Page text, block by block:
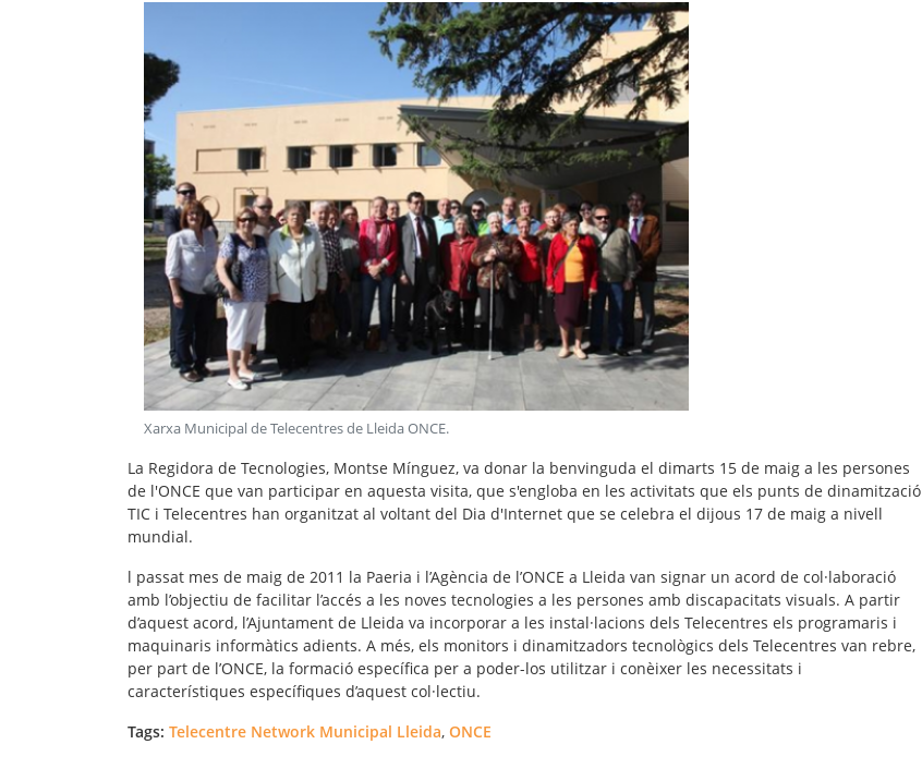
Xarxa Municipal de Telecentres de Lleida ONCE.
La Regidora de Tecnologies, Montse Mínguez, va donar la benvinguda el dimarts 15 de maig a les persones
de l'ONCE que van participar en aquesta visita, que s'engloba en les activitats que els punts de dinamització
TIC i Telecentres han organitzat al voltant del Dia d'Internet que se celebra el dijous 17 de maig a nivell
mundial.
l passat mes de maig de 2011 la Paeria i l’Agència de l’ONCE a Lleida van signar un acord de col·laboració
amb l’objectiu de facilitar l’accés a les noves tecnologies a les persones amb discapacitats visuals. A partir
d’aquest acord, l’Ajuntament de Lleida va incorporar a les instal·lacions dels Telecentres els programaris i
maquinaris informàtics adients. A més, els monitors i dinamitzadors tecnològics dels Telecentres van rebre,
per part de l’ONCE, la formació específica per a poder-los utilitzar i conèixer les necessitats i
característiques específiques d’aquest col·lectiu.
Tags: Telecentre Network Municipal Lleida, ONCE